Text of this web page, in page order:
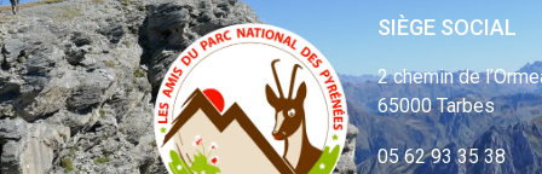
SIÈGE SOCIAL
2 chemin de
65000 Tarbes
05 62 93 35 38